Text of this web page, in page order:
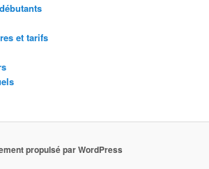
et tarifs
propulsé par WordPress